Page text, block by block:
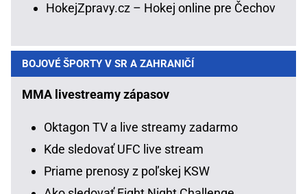
HokejZpravy.cz – Hokej online pre Čechov
BOJOVÉ ŠPORTY V SR A ZAHRANIČÍ
MMA livestreamy zápasov
Oktagon TV a live streamy zadarmo
Kde sledovať UFC live stream
Priame prenosy z poľskej KSW